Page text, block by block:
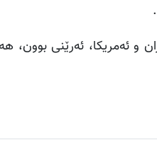
.
و ئەمریکا، ئەرێنی بوون،